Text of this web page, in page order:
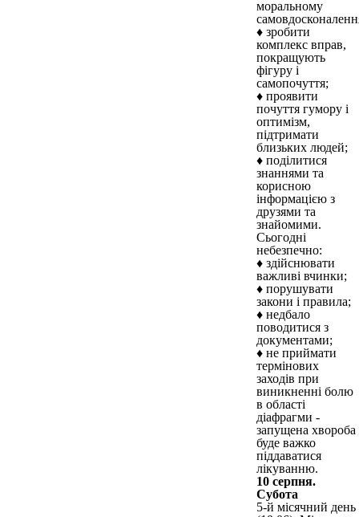
моральному
♦ зробити
комплекс вправ,
покращують
фігуру і
самопочуття;
♦ проявити
почуття гумору і
оптимізм,
підтримати
близьких людей;
♦ поділитися
знаннями та
корисною
інформацією з
друзями та
знайомими.
Сьогодні
небезпечно:
♦ здійснювати
важливі вчинки;
♦ порушувати
закони і правила;
♦ недбало
поводитися з
документами;
♦ не приймати
термінових
заходів при
виникненні болю
в області
діафрагми -
запущена хвороба
буде важко
піддаватися
лікуванню.
10 серпня.
Субота
5-й місячний день